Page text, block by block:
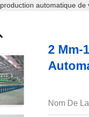
automatique de
2 Mm-
Nom De